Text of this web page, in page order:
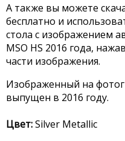
А также вы можете
бесплатно и
стола с изображением
MSO HS 2016 года,
части изображения.
Изображенный на
выпущен в 2016 году.
Цвет:Silver Metallic